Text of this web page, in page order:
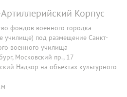
Корпус
фондов военного городка
училище) под размещение Санкт-
военного училища
Московский пр., 17
Надзор на объектах культурного